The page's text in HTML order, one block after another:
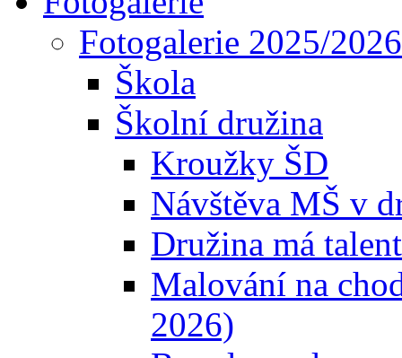
Fotogalerie 2025/2026
Škola
Školní družina
Kroužky ŠD
Návštěva MŠ v
Družina má
Malování na
2026)